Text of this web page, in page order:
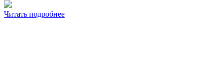
Читать подробнее